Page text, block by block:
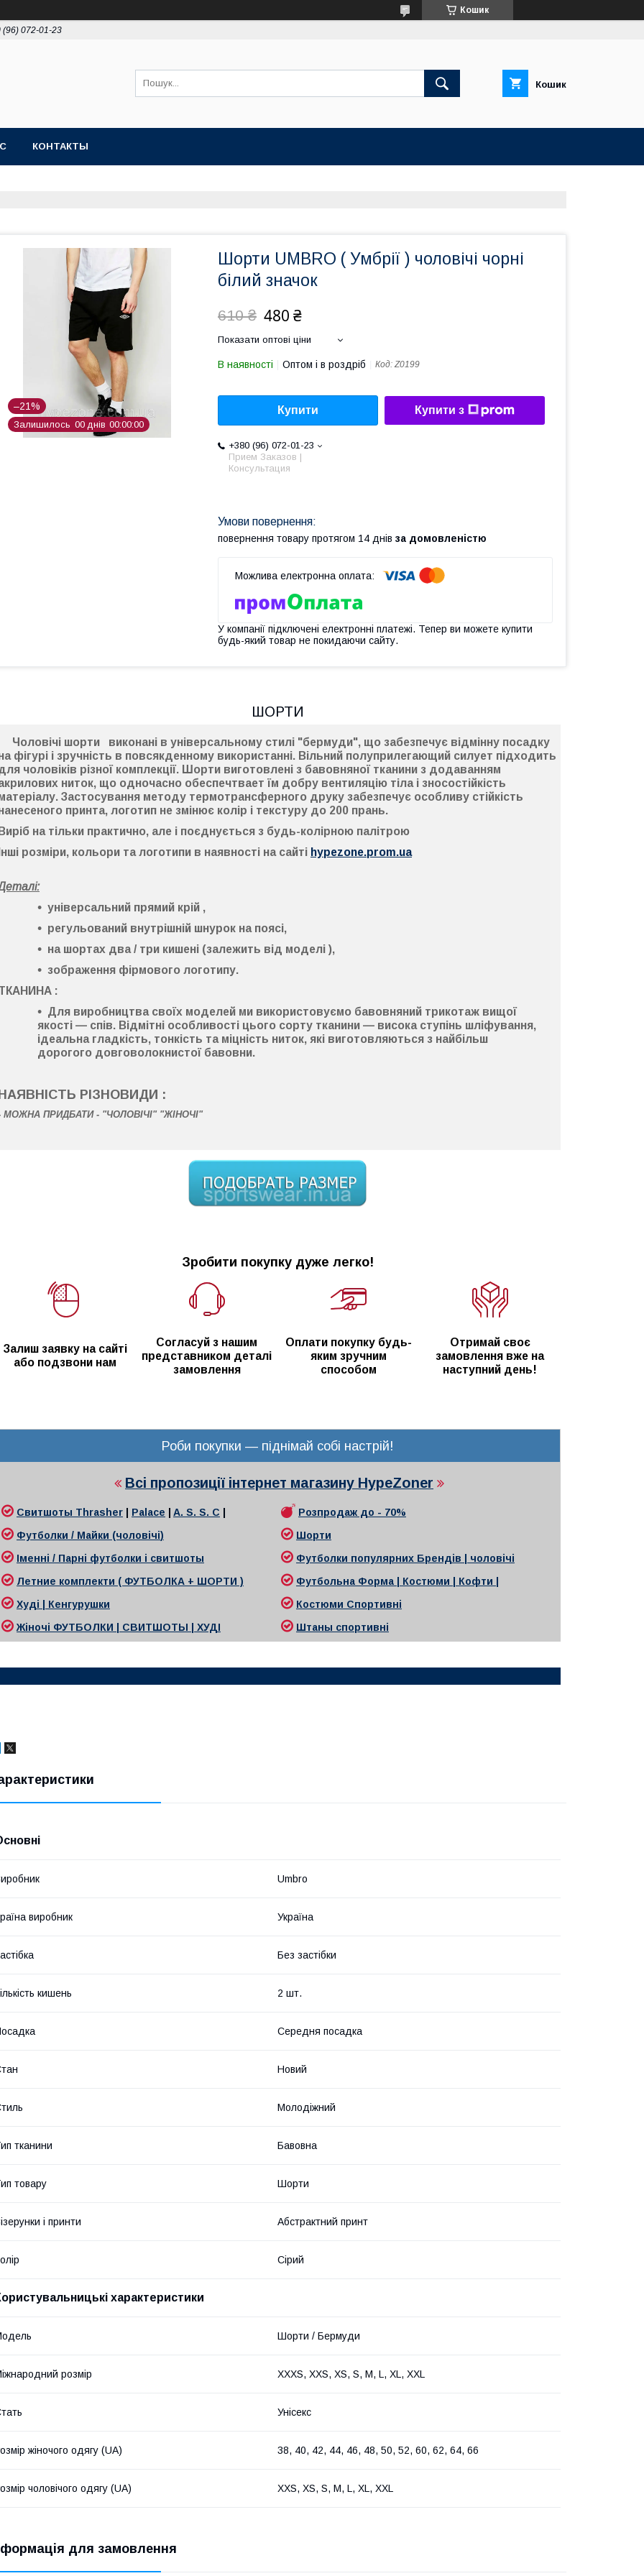
Кошик
(96) 072-01-23
Кошик
КОНТАКТЫ
–21%
Залишилось 00 днів 00 00 00
Шорти UMBRO ( Умбрії ) чоловічі чорні
білий значок
610 ₴ 480 ₴
Показати оптові ціни
В наявності Оптом і в роздріб Код: Z0199
Купити Купити з
+380 (96) 072-01-23
Прием Заказов |
Консультация
повернення товару протягом 14 днів за домовленістю
У компанії підключені електронні платежі. Тепер ви можете купити
будь-який товар не покидаючи сайту.
ШОРТИ
Чоловічі шорти виконані в універсальному стилі "бермуди", що забезпечує відмінну посадку
фігурі і зручність в повсякденному використанні. Вільний полуприлегающий силует підходить
чоловіків різної комплекції. Шорти виготовлені з бавовняної тканини з додаванням
ниток, що одночасно обеспечтвает їм добру вентиляцію тіла і зносостійкість
Застосування методу термотрансферного друку забезпечує особливу стійкість
принта, логотип не змінює колір і текстуру до 200 прань.
Виріб на тільки практично, але і поєднується з будь-колірною палітрою
Інші розміри, кольори та логотипи в наявності на сайті hypezone.prom.ua
універсальний прямий крій ,
регульований внутрішній шнурок на поясі,
на шортах два / три кишені (залежить від моделі ),
зображення фірмового логотипу.
:
Для виробництва своїх моделей ми використовуємо бавовняний трикотаж вищої
якості — спів. Відмітні особливості цього сорту тканини — висока ступінь шліфування,
ідеальна гладкість, тонкість та міцність ниток, які виготовляються з найбільш
дорогого довговолокнистої бавовни.
НАЯВНІСТЬ РІЗНОВИДИ :
МОЖНА ПРИДБАТИ - "ЧОЛОВІЧІ" "ЖІНОЧІ"
Зробити покупку дуже легко!
Залиш заявку на сайті
або подзвони нам
Согласуй з нашим
представником деталі
замовлення
Оплати покупку будь-
яким зручним
способом
Отримай своє
замовлення вже на
наступний день!
Роби покупки — піднімай собі настрій!
Всі пропозиції інтернет магазину HypeZoner
Свитшоты Thrasher Palace A. S. S. C
Розпродаж до - 70%
Футболки / Майки (чоловічі)
Шорти
Іменні / Парні футболки і свитшоты
Футболки популярних Брендів | чоловічі
Летние комплекти ( ФУТБОЛКА + ШОРТИ )
Футбольна Форма | Костюми | Кофти |
Худі | Кенгурушки
Костюми Спортивні
Жіночі ФУТБОЛКИ | СВИТШОТЫ | ХУДІ Штаны спортивні
Umbro
виробник Україна
Без застібки
кишень 2 шт.
Середня посадка
Новий
Молодіжний
тканини Бавовна
товару Шорти
і принти Абстрактний принт
Сірий
характеристики
Шорти / Бермуди
розмір XXXS, XXS, XS, S, M, L, XL, XXL
Унісекс
жіночого одягу (UA) 38, 40, 42, 44, 46, 48, 50, 52, 60, 62, 64, 66
чоловічого одягу (UA) XXS, XS, S, M, L, XL, XXL
для замовлення